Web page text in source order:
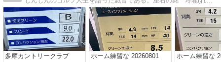
多摩カントリークラブ ホーム練習な 20260801 ホーム練習な